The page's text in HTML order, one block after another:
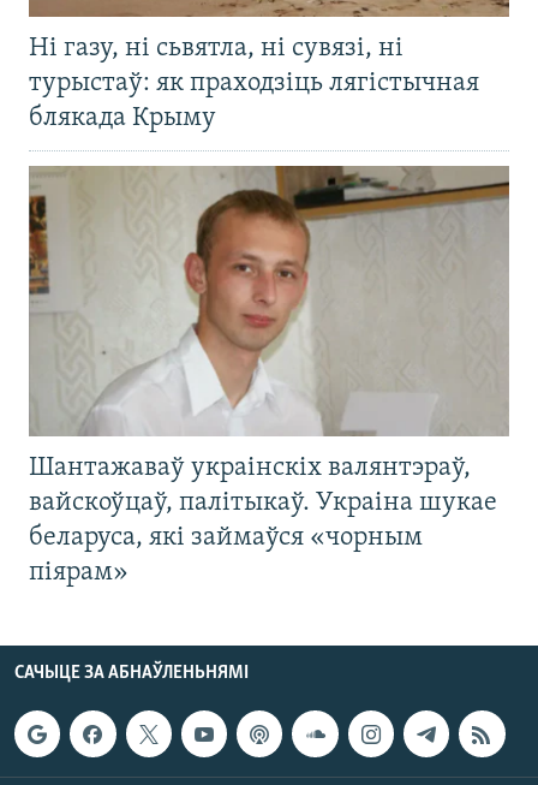
Ні газу, ні сьвятла, ні сувязі, ні
турыстаў: як праходзіць лягістычная
блякада Крыму
Шантажаваў украінскіх валянтэраў,
вайскоўцаў, палітыкаў. Украіна шукае
беларуса, які займаўся «чорным
піярам»
САЧЫЦЕ ЗА АБНАЎЛЕНЬНЯМІ